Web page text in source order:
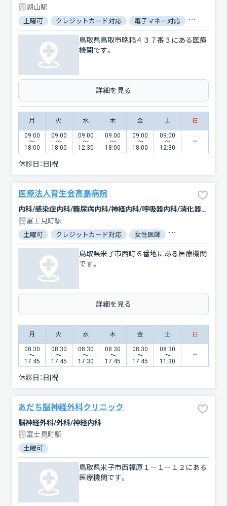
湖山駅
土曜可 クレジットカード対応 電子マネー対応 マイナ保
鳥取県鳥取市晩稲４３７番３にある医療
機関です。
詳細を見る
月 火 水 木 金 土 日
09:00
〜
18:00
09:00
〜
18:00
09:00
〜
12:30
09:00
〜
18:00
09:00
〜
18:00
09:00
〜
12:30
休診日： 日|祝
医療法人育生会高島病院
内科/感染症内科/糖尿病内科/神経内科/呼吸器内科/消化器科/胃腸科/その他/外科/脳神経外科/呼吸器外科/肛門科/整形外科/皮膚科/リハビリテーション/救急科/麻酔科
富士見町駅
土曜可 クレジットカード対応 女性医師 駐車場あり
鳥取県米子市西町６番地にある医療機関
です。
詳細を見る
月 火 水 木 金 土 日
08:30
〜
17:45
08:30
〜
17:45
08:30
〜
17:30
08:30
〜
17:45
08:30
〜
17:45
08:30
〜
11:30
休診日： 日|祝
あだち脳神経外科クリニック
脳神経外科/外科/神経内科
富士見町駅
土曜可
鳥取県米子市西福原１－１－１２にある
医療機関です。